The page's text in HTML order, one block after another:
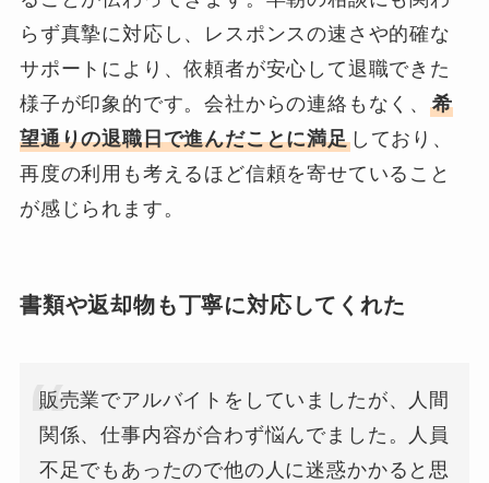
らず真摯に対応し、レスポンスの速さや的確な
サポートにより、依頼者が安心して退職できた
様子が印象的です。会社からの連絡もなく、希
望通りの退職日で進んだことに満足しており、
再度の利用も考えるほど信頼を寄せていること
が感じられます。
書類や返却物も丁寧に対応してくれた
販売業でアルバイトをしていましたが、人間
関係、仕事内容が合わず悩んでました。人員
不足でもあったので他の人に迷惑かかると思